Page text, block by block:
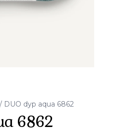
/ DUO dyp aqua 6862
6862